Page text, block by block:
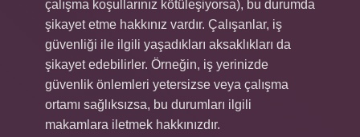
çalışma koşullarınız kötüleşiyorsa), bu durumda
şikayet etme hakkınız vardır. Çalışanlar, iş
güvenliği ile ilgili yaşadıkları aksaklıkları da
şikayet edebilirler. Örneğin, iş yerinizde
güvenlik önlemleri yetersizse veya çalışma
ortamı sağlıksızsa, bu durumları ilgili
makamlara iletmek hakkınızdır.